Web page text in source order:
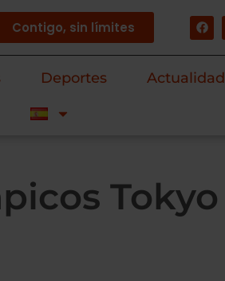
Contigo, sin límites
Deportes Actualidad
Tokyo